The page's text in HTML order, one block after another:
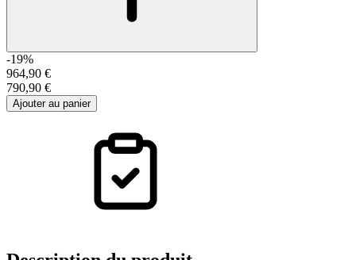
-19%
964,90 €
790,90 €
Ajouter au panier